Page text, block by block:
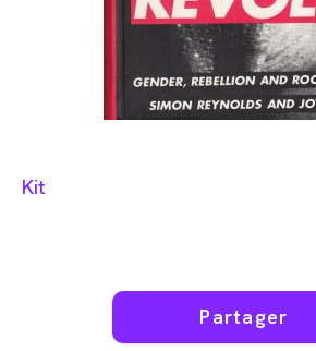
Kit
Partager
Partager